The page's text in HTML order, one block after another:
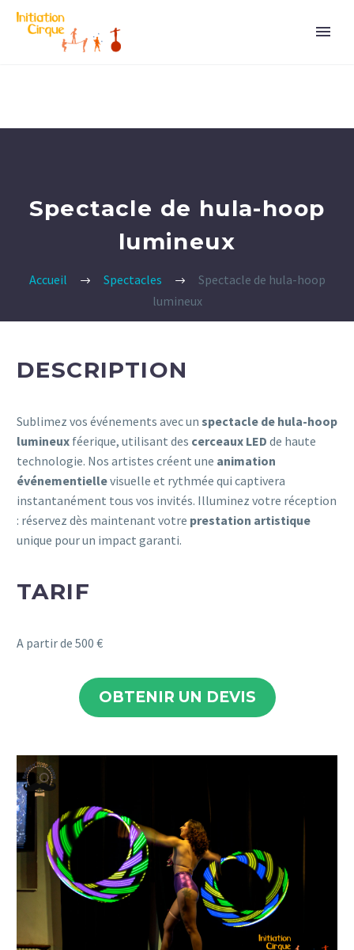
Spectacle de hula-hoop
lumineux
Accueil Spectacles
Spectacle de hula-hoop
lumineux
DESCRIPTION
Sublimez vos événements avec un spectacle de hula-hoop
lumineux féerique, utilisant des cerceaux LED de haute
technologie. Nos artistes créent une animation
événementiellevisuelle et rythmée qui captivera
instantanément tous vos invités. Illuminez votre réception
: réservez dès maintenant votre prestation artistique
unique pour un impact garanti.
TARIF
A partir de 500 €
OBTENIR UN DEVIS